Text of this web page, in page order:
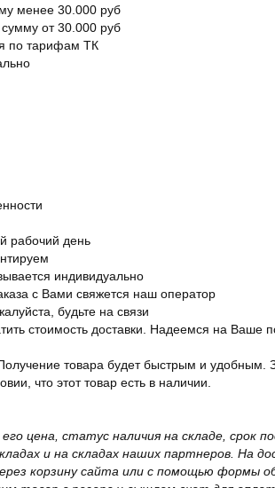
менее 30.000 руб
от 30.000 руб
по тарифам ТК
рабочий день
индивидуально
с Вами свяжется наш оператор
будьте на связи
стоимость доставки. Надеемся на Ваше
товара будет быстрым и удобным.
что этот товар есть в наличии.
цена, статус наличия на складе,
и на складах наших партнеров. На
корзину сайта или с помощью формы